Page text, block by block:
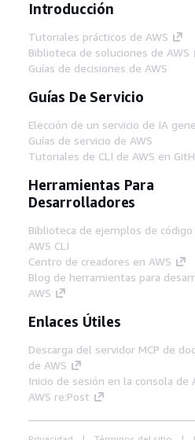
Introducción
Tutoriales prácticos de AWS
Biblioteca de soluciones de AWS
Guías de decisiones de AWS
Guías De Servicio
Elección de un servicio de IA
Guías de servicio de AWS
Tutoriales de CLI de AWS en
Herramientas Para
Desarrolladores
Biblioteca de ejemplos de código
AWS CLI
Centro de creadores en AWS
Blog de herramientas para
AWS
Enlaces Útiles
Descarga del servidor MCP de
de AWS
Inicio de sesión en la consola de
AWS re:Post